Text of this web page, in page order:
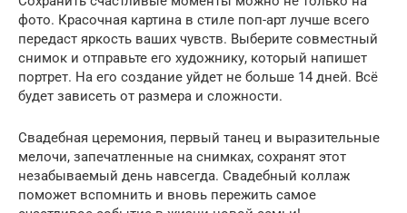
фото. Красочная картина в стиле поп-арт лучше всего
передаст яркость ваших чувств. Выберите совместный
снимок и отправьте его художнику, который напишет
портрет. На его создание уйдет не больше 14 дней. Всё
будет зависеть от размера и сложности.
Свадебная церемония, первый танец и выразительные
мелочи, запечатленные на снимках, сохранят этот
незабываемый день навсегда. Свадебный коллаж
поможет вспомнить и вновь пережить самое